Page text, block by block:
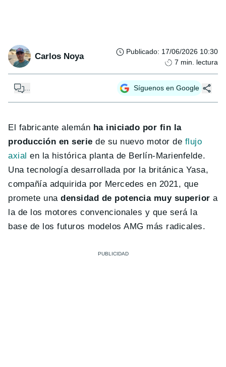
Carlos Noya Publicado: 17/06/2026 10:30
7 min. lectura
... Síguenos en Google
El fabricante alemán ha iniciado por fin la
producción en seriede su nuevo motor de flujo
axial en la histórica planta de Berlín-Marienfelde.
Una tecnología desarrollada por la británica Yasa,
compañía adquirida por Mercedes en 2021, que
promete unadensidad de potencia muy superior a
la de los motores convencionales y que será la
base de los futuros modelos AMG más radicales.